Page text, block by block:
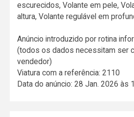
escurecidos, Volante em pele,
altura, Volante regulável em
Anúncio introduzido por rotina
(todos os dados necessitam ser
vendedor)
Viatura com a referência: 2110
Data do anúncio: 28 Jan. 2026 às